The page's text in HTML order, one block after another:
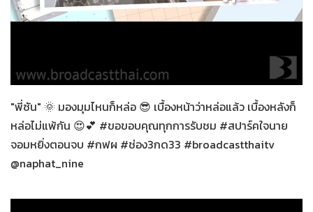
27-12-2563 สปาร์คใจนายจอมหยิ่ง
"พี่ซัน" 🌞 มองมุมไหนก็หล่อ 😎 เบื้องหน้าว่าหล่อแล้ว เบื้องหลังก็
หล่อไม่แพ้กัน 😍💕 #ขอขอบคุณทุกการรับชม #สปาร์คใจนาย
จอมหยิ่งตอนจบ #กฟผ #ช่อง3กด33 #broadcastthaitv
@naphat_nine